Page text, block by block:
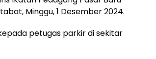
Minggu, 1 Desember 2024.
petugas parkir di sekitar